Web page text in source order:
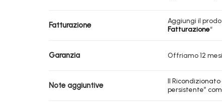
Fatturazione Aggiungi il
Fatturazione“
Garanzia Offriamo 12
Note aggiuntive
Il
persistente”